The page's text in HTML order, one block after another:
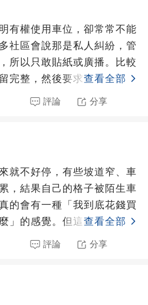
有權使用車位，卻常常不能
社區會說那是私人糾紛，管
所以只敢貼紙或廣播。比較
完整，然後要求管委會建立
查看全部
評論 分享
就不好停，有些坡道窄、車
，結果自己的格子被陌生車
的會有一種「我到底花錢買
」的感覺。但這種時候最需
查看全部
評論 分享